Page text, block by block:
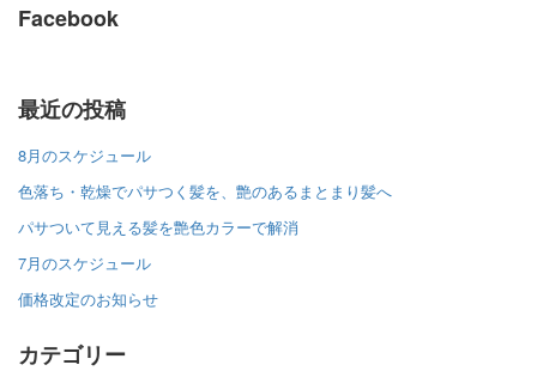
Facebook
最近の投稿
8月のスケジュール
色落ち・乾燥でパサつく髪を、艶のあるまとまり髪へ
パサついて見える髪を艶色カラーで解消
7月のスケジュール
価格改定のお知らせ
カテゴリー